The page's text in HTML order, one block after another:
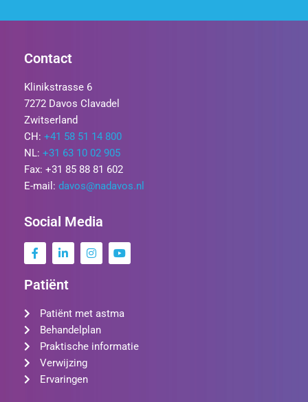
Contact
Klinikstrasse 6
7272 Davos Clavadel
Zwitserland
CH: +41 58 51 14 800
NL: +31 63 10 02 905
Fax: +31 85 88 81 602
E-mail: davos@nadavos.nl
Social Media
Patiënt
Patiënt met astma
Behandelplan
Praktische informatie
Verwijzing
Ervaringen